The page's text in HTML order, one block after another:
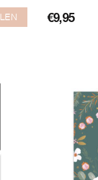
€9,95